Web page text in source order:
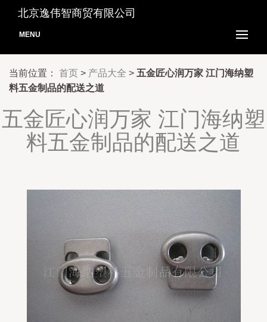
北京逸伟智商贸有限公司
MENU
当前位置： 首页 > 产品大全 > 五金匠心润万家 江门海纳塑
料五金制品的配送之道
五金匠心润万家 江门海纳塑
料五金制品的配送之道